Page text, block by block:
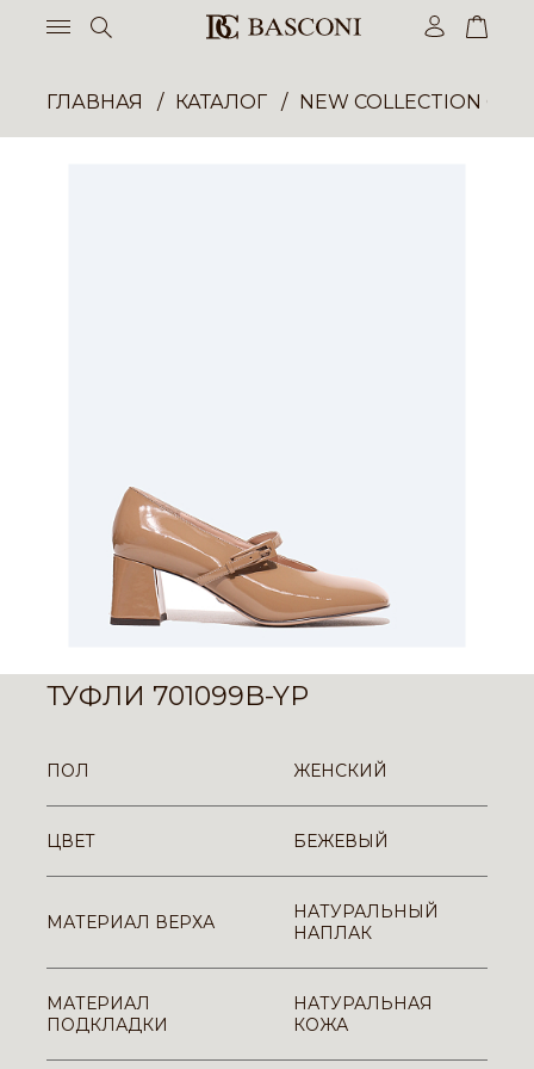
ГЛАВНАЯ КАТАЛОГ NEW COLLECTION
ТУФЛИ 701099B-YP
ПОЛ ЖЕНСКИЙ
ЦВЕТ БЕЖЕВЫЙ
МАТЕРИАЛ ВЕРХА
НАТУРАЛЬНЫЙ
НАПЛАК
МАТЕРИАЛ
ПОДКЛАДКИ
НАТУРАЛЬНАЯ
КОЖА